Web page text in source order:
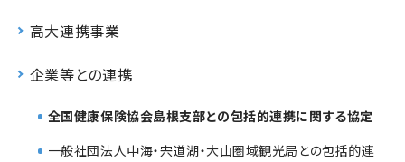
高大連携事業
企業等との連携
全国健康保険協会島根支部との包括的連携に関する協定
一般社団法人中海・宍道湖・大山圏域観光局との包括的連